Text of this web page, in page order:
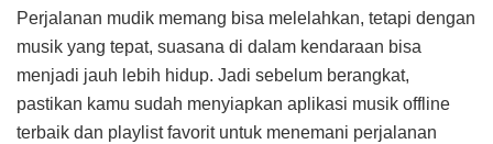
Perjalanan mudik memang bisa melelahkan, tetapi dengan
musik yang tepat, suasana di dalam kendaraan bisa
menjadi jauh lebih hidup. Jadi sebelum berangkat,
pastikan kamu sudah menyiapkan aplikasi musik offline
terbaik dan playlist favorit untuk menemani perjalanan